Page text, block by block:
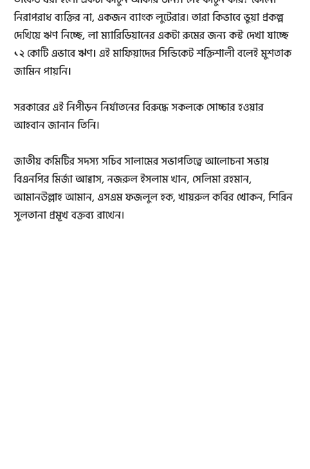
নিরাপরাধ ব্যক্তির না, একজন ব্যাংক লুটেরার। তারা কিভাবে ভুয়া প্রকল্প
দেখিয়ে ঋণ নিচ্ছে, লা ম্যারিডিয়ানের একটা রুমের জন্য কস্ট দেখা যাচ্ছে
১২ কোটি এভাবে ঋণ। এই মাফিয়াদের সিন্ডিকেট শক্তিশালী বলেই মুশতাক
জামিন পায়নি।
সরকারের এই নিপীড়ন নির্যাতনের বিরুদ্ধে সকলকে সোচ্চার হওয়ার
আহবান জানান তিনি।
জাতীয় কমিটির সদস্য সচিব সালামের সভাপতিত্বে আলোচনা সভায়
বিএনপির মির্জা আব্বাস, নজরুল ইসলাম খান, সেলিমা রহমান,
আমানউল্লাহ আমান, এসএম ফজলুল হক, খায়রুল কবির খোকন, শিরিন
সুলতানা প্রমূখ বক্তব্য রাখেন।